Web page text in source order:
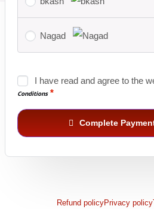
Nagad
I have read and agree to the
Conditions *
Complete
Refund policyPrivacy policy